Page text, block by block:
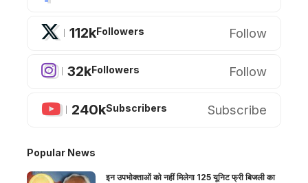
112kFollowers Follow
32kFollowers Follow
240kSubscribers Subscribe
Popular News
इन उपभोक्ताओं को नहीं मिलेगा 125 यूनिट फ्री बिजली का